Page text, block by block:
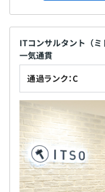
ITコンサルタント（
一気通貫
通過ランク：C